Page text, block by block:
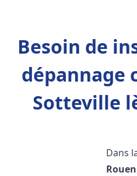
Besoin de
dépannage
Sotteville
Dans
Rouen